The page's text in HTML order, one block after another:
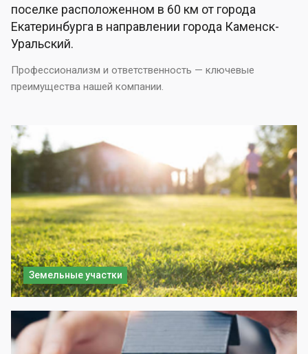
поселке расположенном в 60 км от города
Екатеринбурга в направлении города Каменск-
Уральский.
Профессионализм и ответственность — ключевые
преимущества нашей компании.
Земельные участки